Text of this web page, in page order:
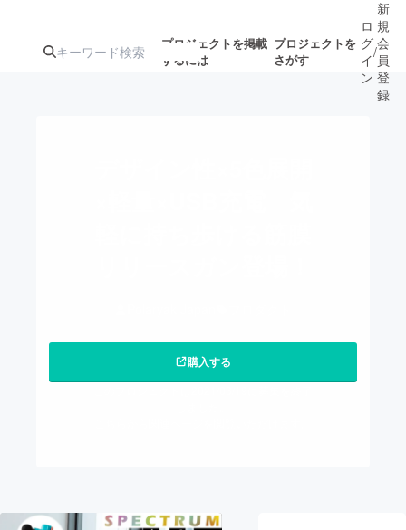
プロジェクトを掲載
するには
プロジェクトを
さがす
映像・映画 書籍・雑誌
CAMPFIREふるさと納税machi-ya
ロ
グ
イ
ン
/
新
規
会
員
登
録
購入する